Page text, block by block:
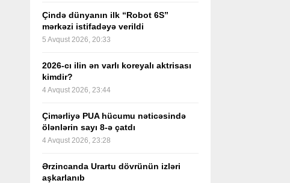
Çində dünyanın ilk “Robot 6S”
mərkəzi istifadəyə verildi
5 Avqust 2026, 20:33
2026-cı ilin ən varlı koreyalı aktrisası
kimdir?
4 Avqust 2026, 23:44
Çimərliyə PUA hücumu nəticəsində
ölənlərin sayı 8-ə çatdı
4 Avqust 2026, 23:28
Ərzincanda Urartu dövrünün izləri
aşkarlanıb